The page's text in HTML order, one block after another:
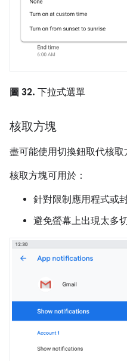
圖 32. 下拉式選單
核取方塊
盡可能使用切換鈕取代核取
核取方塊可用於：
針對限制應用程式或
避免螢幕上出現太多切